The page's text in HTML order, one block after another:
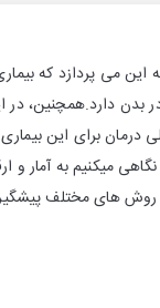
می پردازد که
بدن دارد.همچنین،
برای این بیماری
میکنیم به آمار و
روش های مختلف